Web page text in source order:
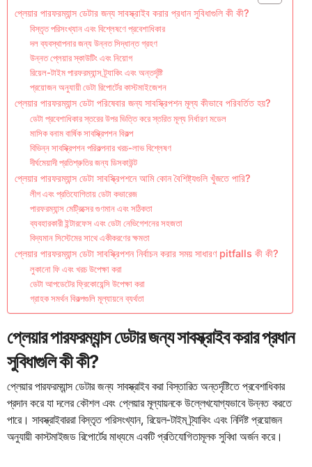
প্লেয়ার পারফরম্যান্স ডেটার জন্য সাবস্ক্রাইব করার প্রধান সুবিধাগুলি কী কী?
বিস্তৃত পরিসংখ্যান এবং বিশ্লেষণে প্রবেশাধিকার
দল ব্যবস্থাপনার জন্য উন্নত সিদ্ধান্ত গ্রহণ
উন্নত প্লেয়ার স্কাউটিং এবং নিয়োগ
রিয়েল-টাইম পারফরম্যান্স ট্র্যাকিং এবং অন্তর্দৃষ্টি
প্রয়োজন অনুযায়ী ডেটা রিপোর্টের কাস্টমাইজেশন
প্লেয়ার পারফরম্যান্স ডেটা পরিষেবার জন্য সাবস্ক্রিপশন মূল্য কীভাবে পরিবর্তিত হয়?
ডেটা প্রবেশাধিকার স্তরের উপর ভিত্তি করে স্তরিত মূল্য নির্ধারণ মডেল
মাসিক বনাম বার্ষিক সাবস্ক্রিপশন বিকল্প
বিভিন্ন সাবস্ক্রিপশন পরিকল্পনার খরচ-লাভ বিশ্লেষণ
দীর্ঘমেয়াদী প্রতিশ্রুতির জন্য ডিসকাউন্ট
প্লেয়ার পারফরম্যান্স ডেটা সাবস্ক্রিপশনে আমি কোন বৈশিষ্ট্যগুলি খুঁজতে পারি?
লীগ এবং প্রতিযোগিতায় ডেটা কভারেজ
পারফরম্যান্স মেট্রিক্সের গুণমান এবং সঠিকতা
ব্যবহারকারী ইন্টারফেস এবং ডেটা নেভিগেশনের সহজতা
বিদ্যমান সিস্টেমের সাথে একীকরণের ক্ষমতা
প্লেয়ার পারফরম্যান্স ডেটা সাবস্ক্রিপশন নির্বাচন করার সময় সাধারণ pitfalls কী কী?
লুকানো ফি এবং খরচ উপেক্ষা করা
ডেটা আপডেটের ফ্রিকোয়েন্সি উপেক্ষা করা
গ্রাহক সমর্থন বিকল্পগুলি মূল্যায়নে ব্যর্থতা
প্লেয়ার পারফরম্যান্স ডেটার জন্য সাবস্ক্রাইব করার প্রধান
সুবিধাগুলি কী কী?
প্লেয়ার পারফরম্যান্স ডেটার জন্য সাবস্ক্রাইব করা বিস্তারিত অন্তর্দৃষ্টিতে প্রবেশাধিকার
প্রদান করে যা দলের কৌশল এবং প্লেয়ার মূল্যায়নকে উল্লেখযোগ্যভাবে উন্নত করতে
পারে। সাবস্ক্রাইবাররা বিস্তৃত পরিসংখ্যান, রিয়েল-টাইম ট্র্যাকিং এবং নির্দিষ্ট প্রয়োজন
অনুযায়ী কাস্টমাইজড রিপোর্টের মাধ্যমে একটি প্রতিযোগিতামূলক সুবিধা অর্জন করে।